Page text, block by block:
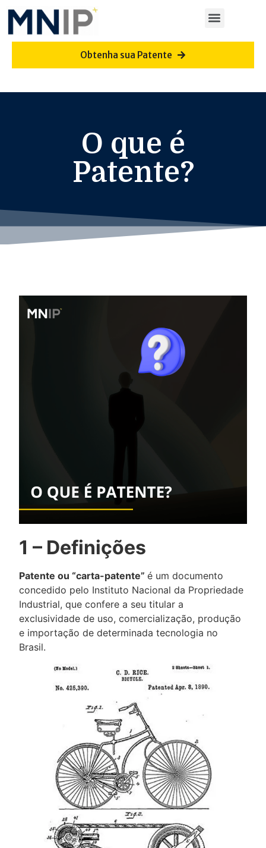
Obtenha sua Patente
O que é
Patente?
1 – Definições
Patente ou “carta-patente” é um documento
concedido pelo Instituto Nacional da Propriedade
Industrial, que confere a seu titular a
exclusividade de uso, comercialização, produção
e importação de determinada tecnologia no
Brasil.